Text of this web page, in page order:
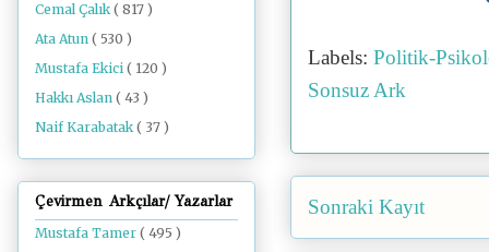
Labels: Politik-
Sonsuz Ark
Sonraki Kayıt
Cemal Çalık( 817 )
Ata Atun ( 530 )
Mustafa Ekici ( 120 )
Hakkı Aslan ( 43 )
Naif Karabatak( 37 )
Çevirmen Arkçılar/ Yazarlar
Mustafa Tamer ( 495 )